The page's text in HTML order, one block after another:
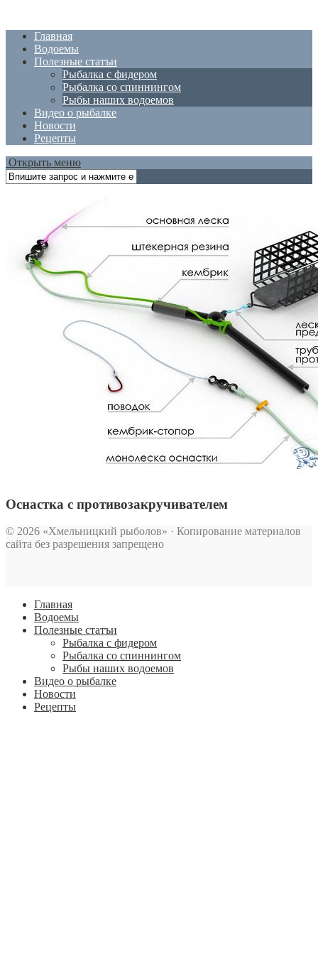
Главная
Водоемы
Полезные статъи
Рыбалка с фидером
Рыбалка со спиннингом
Рыбы наших водоемов
Видео о рыбалке
Новости
Рецепты
Открыть меню
Оснастка с противозакручивателем
© 2026 «Хмельницкий рыболов» · Копирование материалов
сайта без разрешения запрещено
Главная
Водоемы
Полезные статъи
Рыбалка с фидером
Рыбалка со спиннингом
Рыбы наших водоемов
Видео о рыбалке
Новости
Рецепты